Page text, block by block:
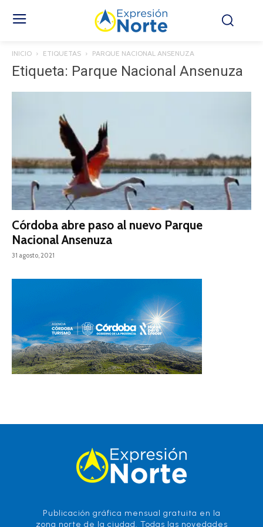
INICIO ETIQUETAS PARQUE NACIONAL ANSENUZA
Etiqueta: Parque Nacional Ansenuza
Córdoba abre paso al nuevo Parque
Nacional Ansenuza
31 agosto, 2021
Publicación gráfica mensual gratuita en la
zona norte de la ciudad. Todas las novedades